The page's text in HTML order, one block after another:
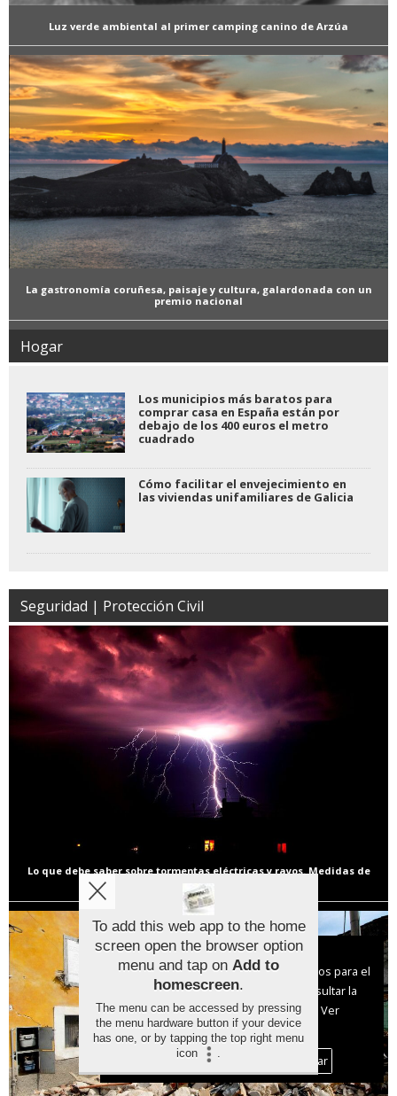
Luz verde ambiental al primer camping canino de Arzúa
La gastronomía coruñesa, paisaje y cultura, galardonada con un
premio nacional
Hogar
Los municipios más baratos para
comprar casa en España están por
debajo de los 400 euros el metro
cuadrado
Cómo facilitar el envejecimiento en
las viviendas unifamiliares de Galicia
Seguridad | Protección Civil
Lo que debe saber sobre tormentas eléctricas y rayos. Medidas de
Aviso sobre el Uso de cookies:
Utilizamos cookies nuestras y de terceros para el
funcionamiento del digital. Puedes consultar la
lista de cookies y como desconectarlas.
Ver
nuestra Política de Privacidad y Cookies
Aceptar Cookies
Personalizar
To add this web app to the home
screen open the browser option
menu and tap on Add to
homescreen.
The menu can be accessed by pressing
the menu hardware button if your device
has one, or by tapping the top right menu
icon
.